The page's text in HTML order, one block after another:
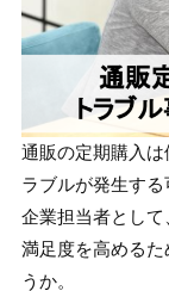
通販の定期購入
ラブルが発生する
企業担当者とし
満足度を高めるた
うか。